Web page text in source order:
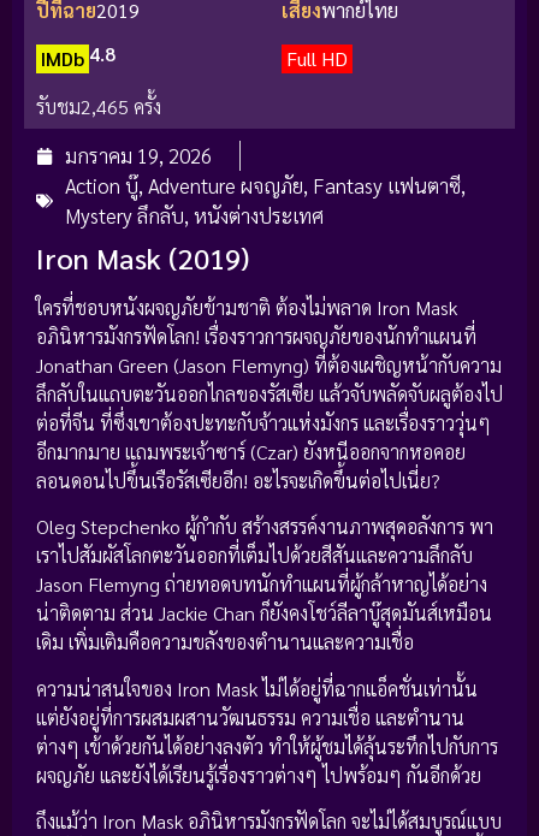
ปีที่ฉาย2019 เสียงพากย์ไทย
IMDb 4.8
Full HD
รับชม2,465 ครั้ง
มกราคม 19, 2026
Action บู๊, Adventure ผจญภัย, Fantasy แฟนตาซี,
Mystery ลึกลับ, หนังต่างประเทศ
Iron Mask (2019)
ใครที่ชอบหนังผจญภัยข้ามชาติ ต้องไม่พลาด Iron Mask
อภินิหารมังกรฟัดโลก! เรื่องราวการผจญภัยของนักทำแผนที่
Jonathan Green (Jason Flemyng) ที่ต้องเผชิญหน้ากับความ
ลึกลับในแถบตะวันออกไกลของรัสเซีย แล้วจับพลัดจับผลูต้องไป
ต่อที่จีน ที่ซึ่งเขาต้องปะทะกับจ้าวแห่งมังกร และเรื่องราววุ่นๆ
อีกมากมาย แถมพระเจ้าซาร์ (Czar) ยังหนีออกจากหอคอย
ลอนดอนไปขึ้นเรือรัสเซียอีก! อะไรจะเกิดขึ้นต่อไปเนี่ย?
Oleg Stepchenko ผู้กำกับ สร้างสรรค์งานภาพสุดอลังการ พา
เราไปสัมผัสโลกตะวันออกที่เต็มไปด้วยสีสันและความลึกลับ
Jason Flemyng ถ่ายทอดบทนักทำแผนที่ผู้กล้าหาญได้อย่าง
น่าติดตาม ส่วน Jackie Chan ก็ยังคงโชว์ลีลาบู๊สุดมันส์เหมือน
เดิม เพิ่มเติมคือความขลังของตำนานและความเชื่อ
ความน่าสนใจของ Iron Mask ไม่ได้อยู่ที่ฉากแอ็คชั่นเท่านั้น
แต่ยังอยู่ที่การผสมผสานวัฒนธรรม ความเชื่อ และตำนาน
ต่างๆ เข้าด้วยกันได้อย่างลงตัว ทำให้ผู้ชมได้ลุ้นระทึกไปกับการ
ผจญภัย และยังได้เรียนรู้เรื่องราวต่างๆ ไปพร้อมๆ กันอีกด้วย
ถึงแม้ว่า Iron Mask อภินิหารมังกรฟัดโลก จะไม่ได้สมบูรณ์แบบ